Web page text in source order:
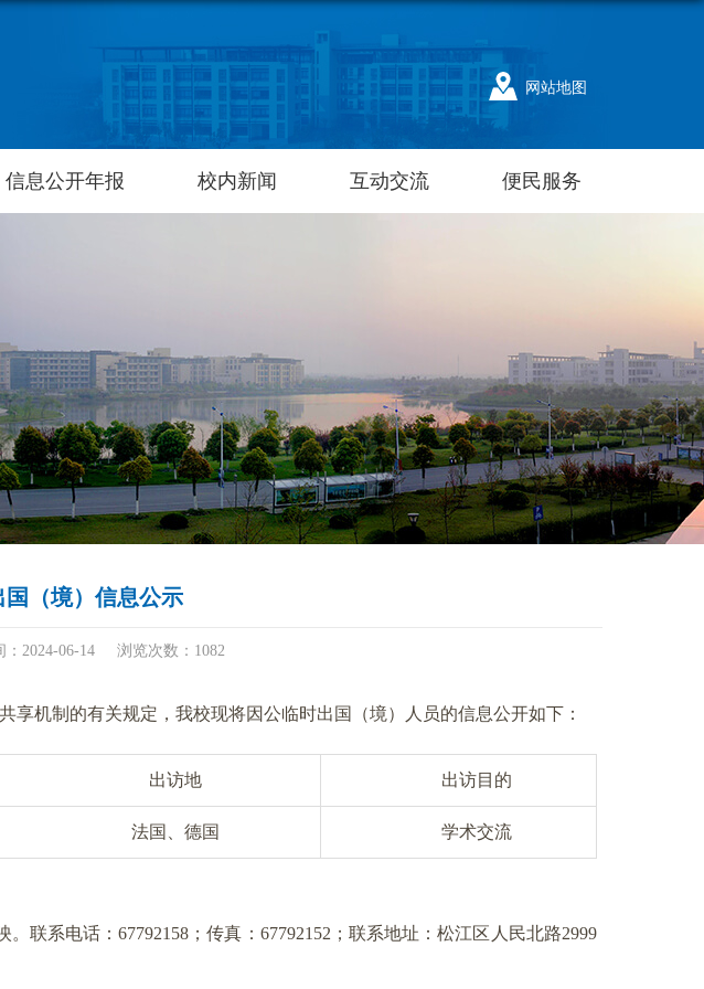
网站地图
信息公开年报 校内新闻 互动交流 便民服务
（境）信息公示
：2024-06-14 浏览次数： 1082
机制的有关规定，我校现将因公临时出国（境）人员的信息公开如下：
出访地 出访目的
法国、德国 学术交流
联系电话：67792158；传真：67792152；联系地址：松江区人民北路2999